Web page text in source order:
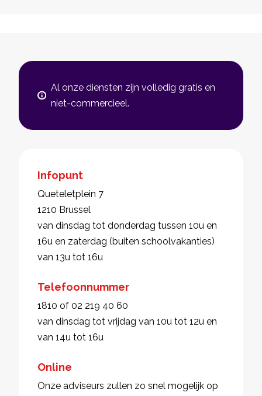
Al onze diensten zijn volledig gratis en
niet-commercieel.
Infopunt
Queteletplein 7
1210 Brussel
van dinsdag tot donderdag tussen 10u en
16u en zaterdag (buiten schoolvakanties)
van 13u tot 16u
Telefoonnummer
1810 of 02 219 40 60
van dinsdag tot vrijdag van 10u tot 12u en
van 14u tot 16u
Online
Onze adviseurs zullen zo snel mogelijk op